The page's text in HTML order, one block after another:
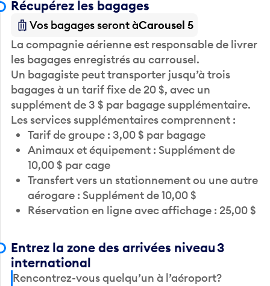
Récupérez les bagages
Vos bagages seront àCarousel 5
La compagnie aérienne est responsable de livrer
les bagages enregistrés au carrousel.
Un bagagiste peut transporter jusqu’à trois
bagages à un tarif fixe de 20 $, avec un
supplément de 3 $ par bagage supplémentaire.
Les services supplémentaires comprennent :
Tarif de groupe : 3,00 $ par bagage
Animaux et équipement : Supplément de
10,00 $ par cage
Transfert vers un stationnement ou une autre
aérogare : Supplément de 10,00 $
Réservation en ligne avec affichage : 25,00 $
Entrez la zone des arrivées niveau 3
international
Rencontrez-vous quelqu’un à l’aéroport?